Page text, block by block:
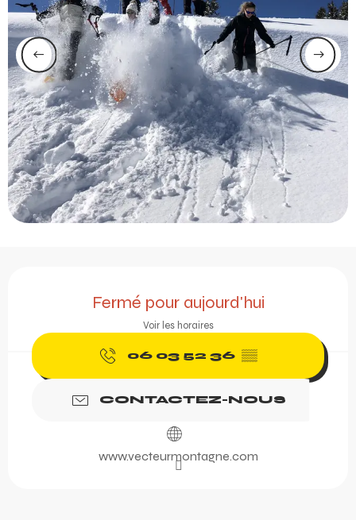
Fermé pour aujourd'hui
Voir les horaires
06 03 52 36 ▒▒
CONTACTEZ-NOUS
www.vecteurmontagne.com